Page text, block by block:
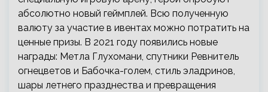
абсолютно новый геймплей. Всю полученную
валюту за участие в ивентах можно потратить на
ценные призы. В 2021 году появились новые
награды: Метла Глухомани, спутники Ревнитель
огнецветов и Бабочка-голем, стиль эладринов,
шары летнего празднества и превращения